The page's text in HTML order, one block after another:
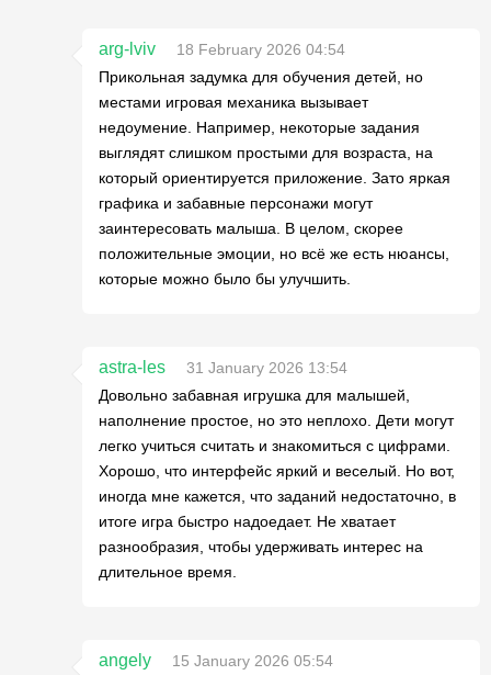
arg-lviv
18 February 2026 04:54
Прикольная задумка для обучения детей, но
местами игровая механика вызывает
недоумение. Например, некоторые задания
выглядят слишком простыми для возраста, на
который ориентируется приложение. Зато яркая
графика и забавные персонажи могут
заинтересовать малыша. В целом, скорее
положительные эмоции, но всё же есть нюансы,
которые можно было бы улучшить.
astra-les
31 January 2026 13:54
Довольно забавная игрушка для малышей,
наполнение простое, но это неплохо. Дети могут
легко учиться считать и знакомиться с цифрами.
Хорошо, что интерфейс яркий и веселый. Но вот,
иногда мне кажется, что заданий недостаточно, в
итоге игра быстро надоедает. Не хватает
разнообразия, чтобы удерживать интерес на
длительное время.
angely
15 January 2026 05:54